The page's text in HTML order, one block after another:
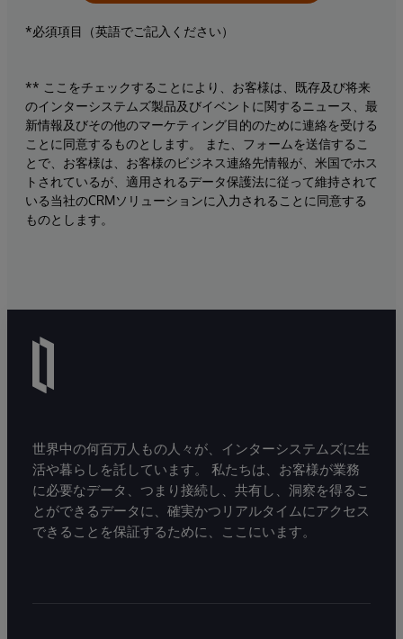
*必須項目（英語でご記入ください）
** ここをチェックすることにより、お客様は、既存及び将来
のインターシステムズ製品及びイベントに関するニュース、最
新情報及びその他のマーケティング目的のために連絡を受ける
ことに同意するものとします。 また、フォームを送信するこ
とで、お客様は、お客様のビジネス連絡先情報が、米国でホス
トされているが、適用されるデータ保護法に従って維持されて
いる当社のCRMソリューションに入力されることに同意する
ものとします。
世界中の何百万人もの人々が、インターシステムズに生
活や暮らしを託しています。 私たちは、お客様が業務
に必要なデータ、つまり接続し、共有し、洞察を得るこ
とができるデータに、確実かつリアルタイムにアクセス
できることを保証するために、ここにいます。